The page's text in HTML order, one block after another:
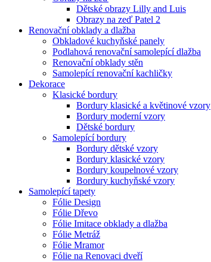
Dětské obrazy Lilly and Luis
Obrazy na zeď Patel 2
Renovační obklady a dlažba
Obkladové kuchyňské panely
Podlahová renovační samolepící dlažba
Renovační obklady stěn
Samolepící renovační kachličky
Dekorace
Klasické bordury
Bordury klasické a květinové vzory
Bordury moderní vzory
Dětské bordury
Samolepící bordury
Bordury dětské vzory
Bordury klasické vzory
Bordury koupelnové vzory
Bordury kuchyňské vzory
Samolepící tapety
Fólie Design
Fólie Dřevo
Fólie Imitace obklady a dlažba
Fólie Metráž
Fólie Mramor
Fólie na Renovaci dveří